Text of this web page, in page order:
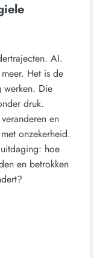
AI.
Het is de
werken. Die
druk.
en
onzekerheid.
hoe
en betrokken